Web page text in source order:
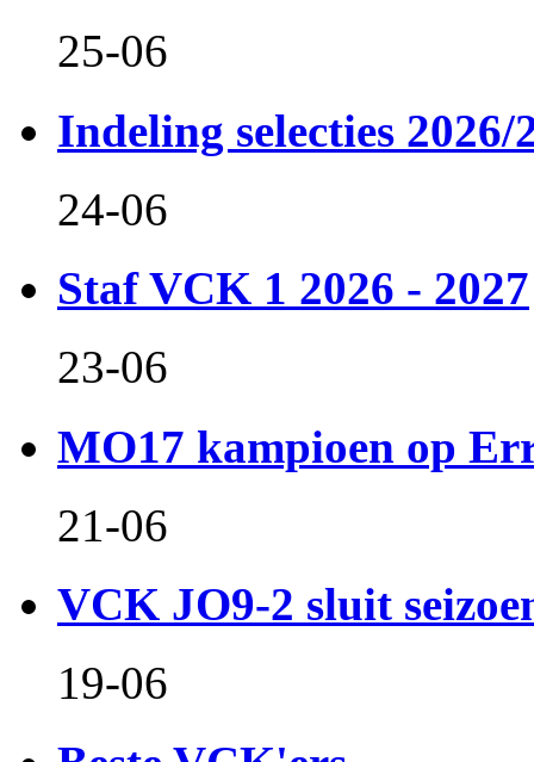
25-06
Indeling selecties 2026/
24-06
Staf VCK 1 2026 - 2027
23-06
MO17 kampioen op
21-06
VCK JO9-2 sluit
19-06